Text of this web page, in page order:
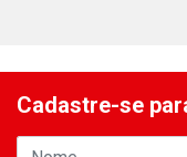
Cadastre-se